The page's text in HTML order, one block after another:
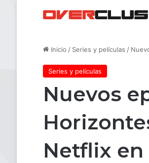
Inicio / Series y películas /
Series y películas
Nuevos
Netflix en